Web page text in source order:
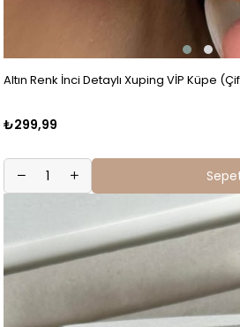
Altın Renk İnci Detaylı Xuping VİP Küpe
₺299,99